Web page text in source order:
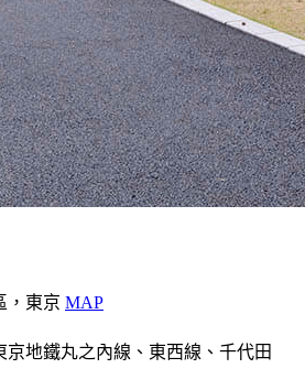
，東京 MAP
京地鐵丸之內線、東西線、千代田